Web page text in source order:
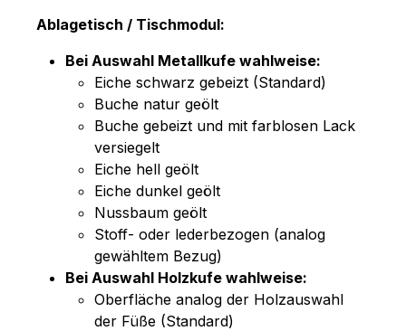
Ablagetisch / Tischmodul:
Bei Auswahl Metallkufe wahlweise:
Eiche schwarz gebeizt (Standard)
Buche natur geölt
Buche gebeizt und mit farblosen Lack
versiegelt
Eiche hell geölt
Eiche dunkel geölt
Nussbaum geölt
Stoff- oder lederbezogen (analog
gewähltem Bezug)
Bei Auswahl Holzkufe wahlweise:
Oberfläche analog der Holzauswahl
der Füße (Standard)